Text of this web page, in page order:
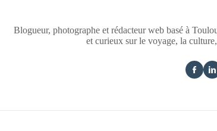
Blogueur, photographe et rédacteur web basé à
et curieux sur le voyage, la